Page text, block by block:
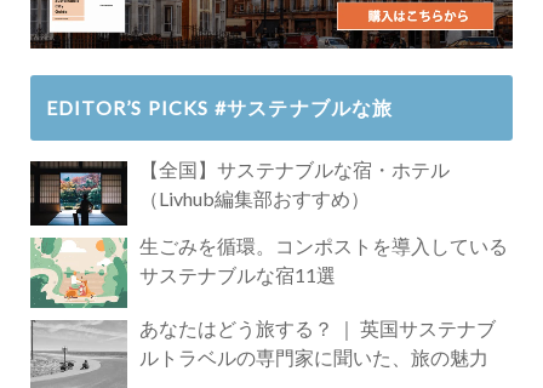
EDITOR’S PICKS #サステナブルな旅
【全国】サステナブルな宿・ホテル
（Livhub編集部おすすめ）
生ごみを循環。コンポストを導入している
サステナブルな宿11選
あなたはどう旅する？ ｜ 英国サステナブ
ルトラベルの専門家に聞いた、旅の魅力